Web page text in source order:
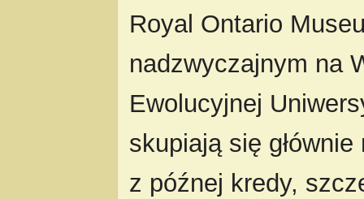
Royal Ontario
nadzwyczajnym na
Ewolucyjnej
skupiają się
z późnej kredy,